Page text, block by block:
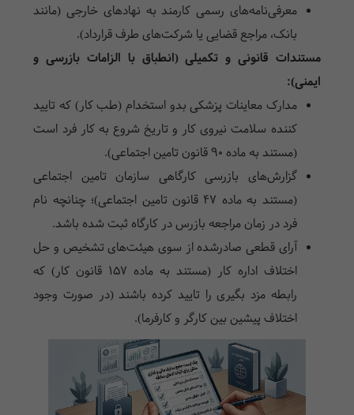
معرفی‌نامه‌های رسمی کارمند به نهادهای خارجی (مانند
بانک، مراجع قضایی یا شرکت‌های طرف قرارداد).
مستندات قانونی و تکمیلی (انطباق با الزامات بازرسی و
ایمنی):
مدارک معاینات پزشکی بدو استخدام (طب کار) که تایید
کننده سلامت نیروی کار و تاریخ شروع به کار فرد است
(مستند به ماده ۹۰ قانون تامین اجتماعی).
گزارش‌های بازرسی کارگاهی سازمان تامین اجتماعی
(مستند به ماده ۴۷ قانون تامین اجتماعی)؛ چنانچه نام
فرد در زمان مراجعه بازرس در کارگاه ثبت شده باشد.
آرای قطعی صادرشده از سوی هیئت‌های تشخیص و حل
اختلاف اداره کار (مستند به ماده ۱۵۷ قانون کار) که
رابطه مزد بگیری را تایید کرده باشند (در صورت وجود
اختلاف پیشین بین کارگر و کارفرما).